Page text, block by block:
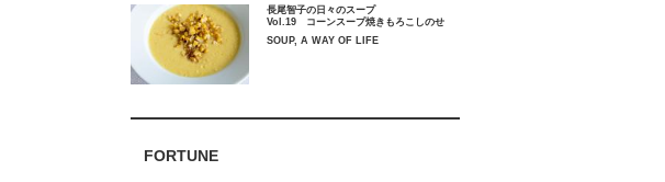
長尾智子の日々のスープ
Vol.19 コーンスープ焼きもろこしのせ
SOUP, A WAY OF LIFE
FORTUNE